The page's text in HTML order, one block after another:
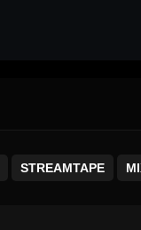
STREAMTAPE